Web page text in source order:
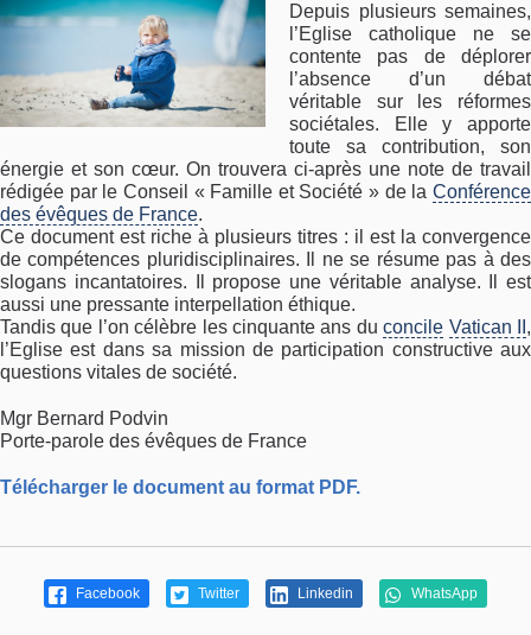
Depuis plusieurs semaines,
l’Eglise catholique ne se
contente pas de déplorer
l’absence d’un débat
véritable sur les réformes
sociétales. Elle y apporte
toute sa contribution, son
énergie et son cœur. On trouvera ci-après une note de travail
rédigée par le Conseil « Famille et Société » de la Conférence
des évêques de France.
Ce document est riche à plusieurs titres : il est la convergence
de compétences pluridisciplinaires. Il ne se résume pas à des
slogans incantatoires. Il propose une véritable analyse. Il est
aussi une pressante interpellation éthique.
Tandis que l’on célèbre les cinquante ans duconcile Vatican II ,
l’Eglise est dans sa mission de participation constructive aux
questions vitales de société.
Mgr Bernard Podvin
Porte-parole des évêques de France
Télécharger le document au format PDF.
Facebook Twitter Linkedin WhatsApp